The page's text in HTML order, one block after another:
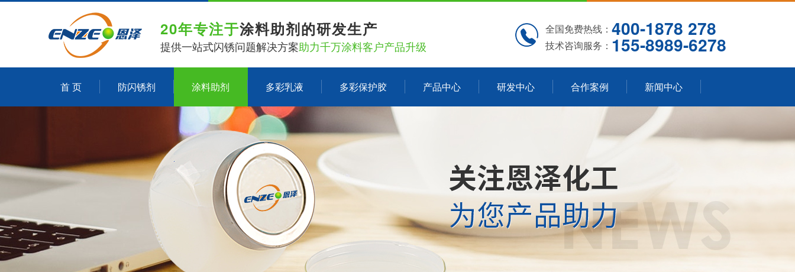
20年专注于涂料助剂的研发生产
提供一站式闪锈问题解决方案助力千万涂料客户产品升级
全国免费热线： 400-1878 278
技术咨询服务： 155-8989-6278
首 页 防闪锈剂 涂料助剂 多彩乳液 多彩保护胶 产品中心 研发中心 合作案例 新闻中心